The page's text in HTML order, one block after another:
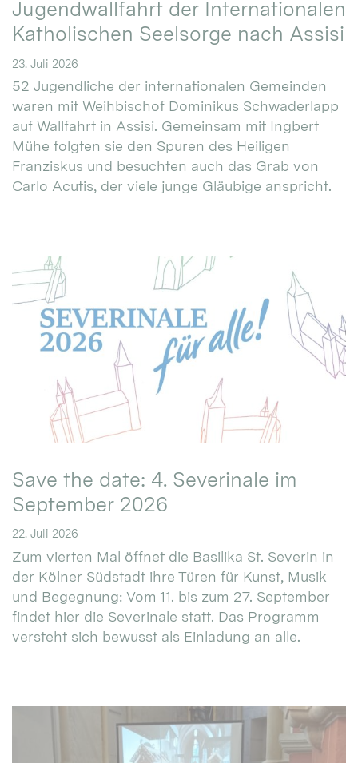
Jugendwallfahrt der Internationalen
Katholischen Seelsorge nach Assisi
23. Juli 2026
52 Jugendliche der internationalen Gemeinden
waren mit Weihbischof Dominikus Schwaderlapp
auf Wallfahrt in Assisi. Gemeinsam mit Ingbert
Mühe folgten sie den Spuren des Heiligen
Franziskus und besuchten auch das Grab von
Carlo Acutis, der viele junge Gläubige anspricht.
Save the date: 4. Severinale im
September 2026
22. Juli 2026
Zum vierten Mal öffnet die Basilika St. Severin in
der Kölner Südstadt ihre Türen für Kunst, Musik
und Begegnung: Vom 11. bis zum 27. September
findet hier die Severinale statt. Das Programm
versteht sich bewusst als Einladung an alle.